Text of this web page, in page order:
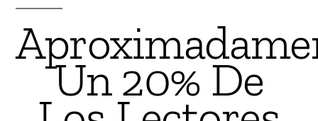
Un 20% De